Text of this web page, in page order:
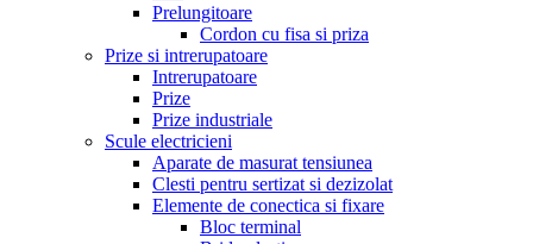
Prelungitoare
Cordon cu fisa si priza
Prize si intrerupatoare
Intrerupatoare
Prize
Prize industriale
Scule electricieni
Aparate de masurat tensiunea
Clesti pentru sertizat si dezizolat
Elemente de conectica si fixare
Bloc terminal